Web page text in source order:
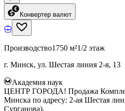
Конвертер валют
Производство1750 м²1/2 этаж
г. Минск, ул. Шестая линия 2-я, 13
Академия наук
ЦЕНТР ГОРОДА! Продажа
Минска по адресу: 2-ая Шестая
Сурганова).